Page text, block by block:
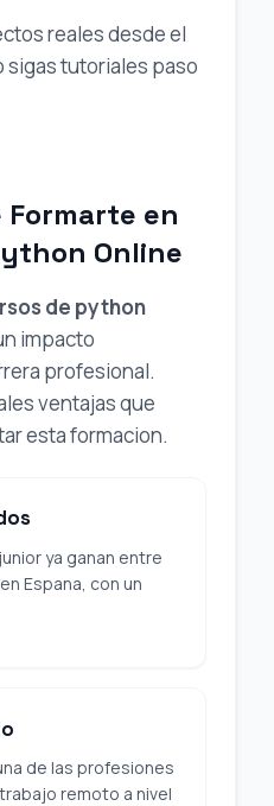
reales desde el
sigas tutoriales paso
en
Online
de python
impacto
profesional.
ventajas que
esta formacion.
ya ganan entre
Espana, con un
de las profesiones
remoto a nivel